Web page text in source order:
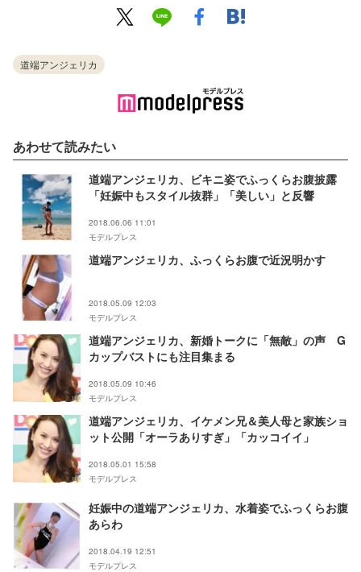
道端アンジェリカ
あわせて読みたい
道端アンジェリカ、ビキニ姿でふっくらお腹披露
「妊娠中もスタイル抜群」「美しい」と反響
2018.06.06 11:01
モデルプレス
道端アンジェリカ、ふっくらお腹で近況明かす
2018.05.09 12:03
モデルプレス
道端アンジェリカ、新婚トークに「無敵」の声 G
カップバストにも注目集まる
2018.05.09 10:46
モデルプレス
道端アンジェリカ、イケメン兄＆美人母と家族ショ
ット公開「オーラありすぎ」「カッコイイ」
2018.05.01 15:58
モデルプレス
妊娠中の道端アンジェリカ、水着姿でふっくらお腹
あらわ
2018.04.19 12:51
モデルプレス